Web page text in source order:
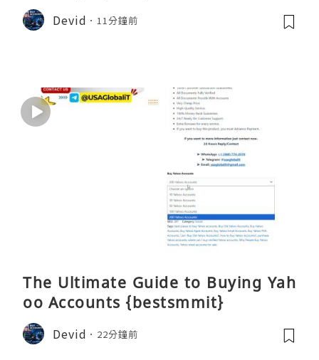
Devid 11分鐘前
The Ultimate Guide to Buying Yah
oo Accounts {bestsmmit}
Devid 22分鐘前